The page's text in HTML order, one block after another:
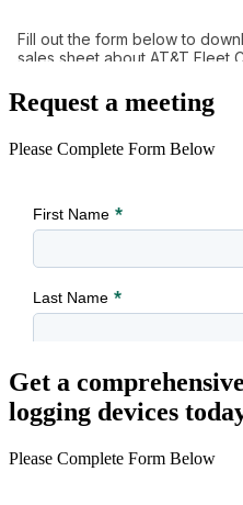
Request a meeting
Please Complete Form Below
Get a
logging devices
Please Complete Form Below